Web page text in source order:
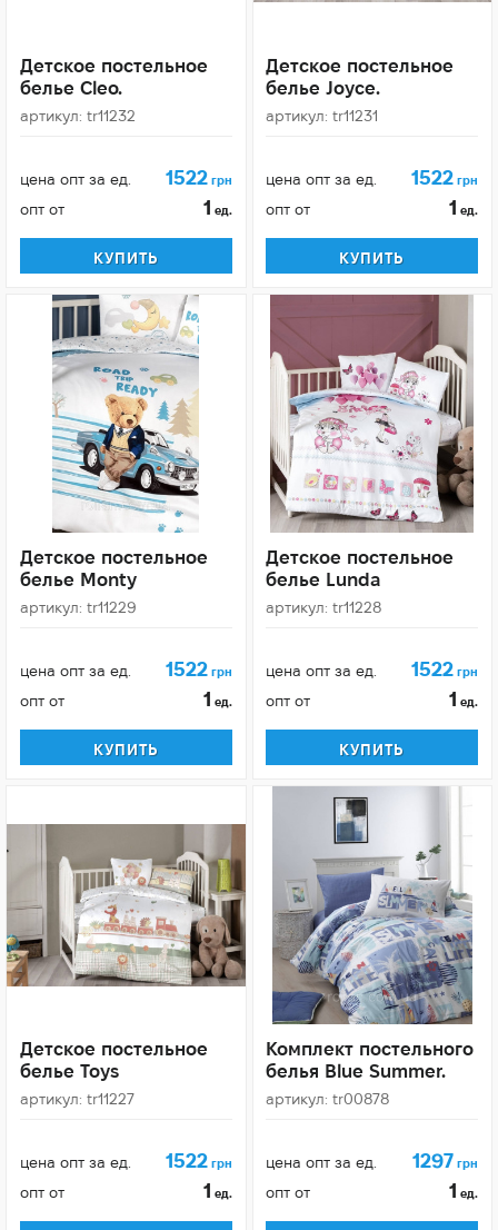
Детское постельное
белье Cleo.
артикул: tr11232
цена опт за ед. 1522 грн
опт от 1 ед.
КУПИТЬ
Детское постельное
белье Joyce.
артикул: tr11231
цена опт за ед. 1522 грн
опт от 1 ед.
КУПИТЬ
Детское постельное
белье Monty
артикул: tr11229
цена опт за ед. 1522 грн
опт от 1 ед.
КУПИТЬ
Детское постельное
белье Lunda
артикул: tr11228
цена опт за ед. 1522 грн
опт от 1 ед.
КУПИТЬ
Детское постельное
белье Toys
артикул: tr11227
цена опт за ед. 1522 грн
опт от 1 ед.
Комплект постельного
белья Blue Summer.
артикул: tr00878
цена опт за ед. 1297 грн
опт от 1 ед.